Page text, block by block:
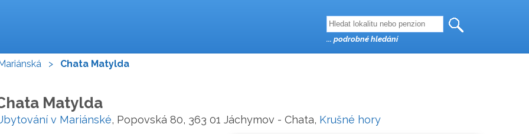
> Chata Matylda
Matylda
v Mariánské, Popovská 80, 363 01 Jáchymov - Chata, Krušné hory
... podrobné hledání